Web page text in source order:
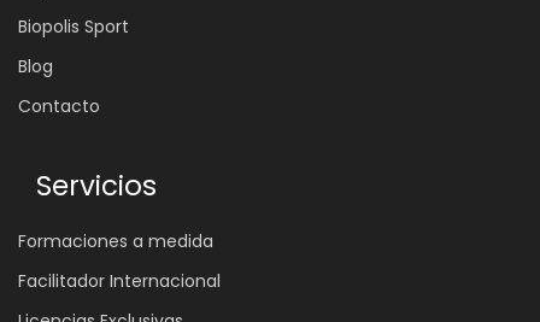
Biopolis Sport
Blog
Contacto
Servicios
Formaciones a medida
Facilitador Internacional